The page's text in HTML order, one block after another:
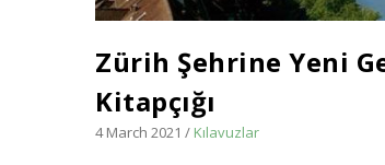
Zürih Şehrine Yeni
Kitapçığı
4 March 2021 / Kılavuzlar